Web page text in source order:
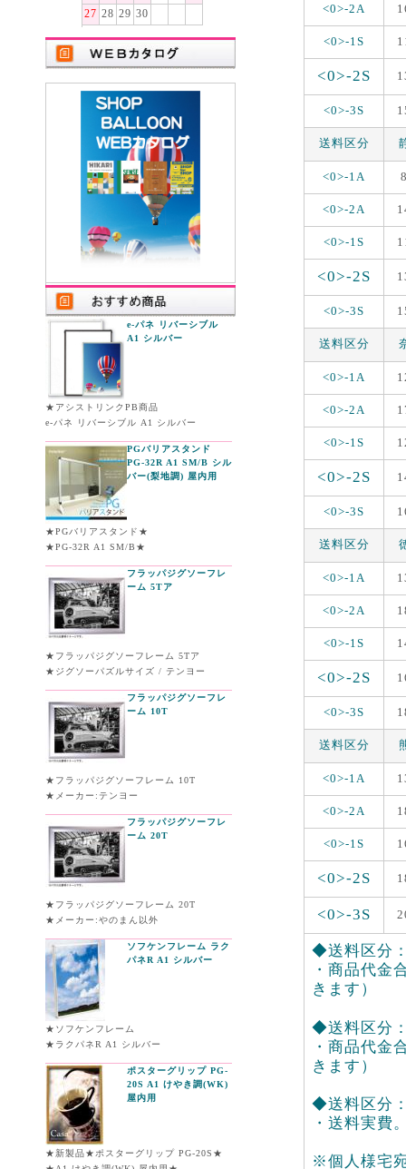
27 28 29 30
e-パネ リバーシブル
A1 シルバー
★アシストリンクPB商品
e-パネ リバーシブル A1 シルバー
PGバリアスタンド
PG-32R A1 SM/B シル
バー(梨地調) 屋内用
★PGバリアスタンド★
★PG-32R A1 SM/B★
フラッパジグソーフレ
ーム 5Tア
★フラッパジグソーフレーム 5Tア
★ジグソーパズルサイズ / テンヨー
フラッパジグソーフレ
ーム 10T
★フラッパジグソーフレーム 10T
★メーカー:テンヨー
フラッパジグソーフレ
ーム 20T
★フラッパジグソーフレーム 20T
★メーカー:やのまん以外
ソフケンフレーム ラク
パネR A1 シルバー
★ソフケンフレーム
★ラクパネR A1 シルバー
ポスターグリップ PG-
20S A1 けやき調(WK)
屋内用
★新製品★ポスターグリップ PG-20S★
<0>-2A
<0>-1S
<0>-2S
<0>-3S
送料区分
<0>-1A
<0>-2A
<0>-1S
<0>-2S
<0>-3S
送料区分
<0>-1A
<0>-2A
<0>-1S
<0>-2S
<0>-3S
送料区分
<0>-1A
<0>-2A
<0>-1S
<0>-2S
<0>-3S
送料区分
<0>-1A
<0>-2A
<0>-1S
<0>-2S
<0>-3S
◆送料区分
・商品代金
きます）
◆送料区分
・商品代金
きます）
◆送料区分
・送料実費
※個人様宅